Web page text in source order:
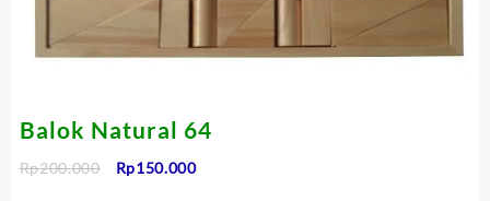
Balok Natural 64
Rp200.000
Harga
Rp150.000Harga